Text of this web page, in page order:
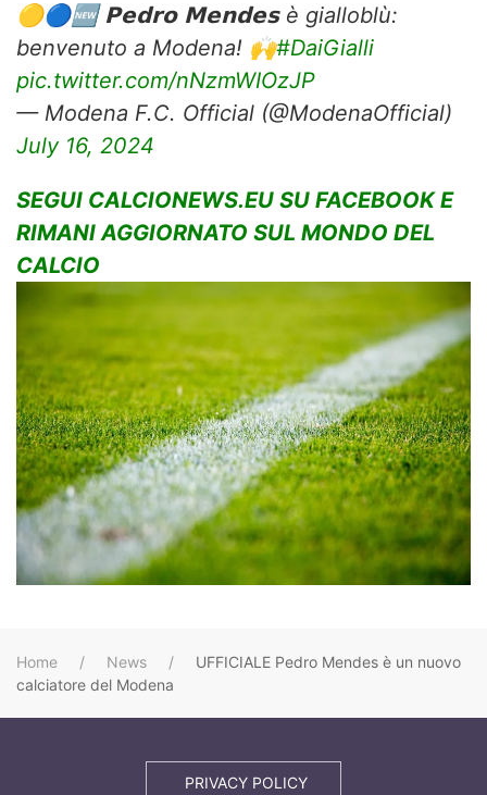
🟡🔵🆕 𝗣𝗲𝗱𝗿𝗼 𝗠𝗲𝗻𝗱𝗲𝘀 è gialloblù:
benvenuto a Modena! 🙌#DaiGialli
pic.twitter.com/nNzmWIOzJP
— Modena F.C. Official (@ModenaOfficial)
July 16, 2024
SEGUI CALCIONEWS.EU SU FACEBOOK E
RIMANI AGGIORNATO SUL MONDO DEL
CALCIO
Home News
UFFICIALE Pedro Mendes è un nuovo
calciatore del Modena
PRIVACY POLICY